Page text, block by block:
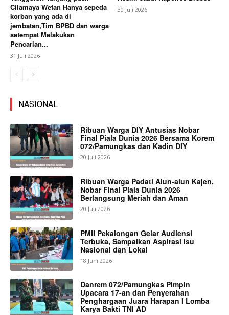
Cilamaya Wetan Hanya sepeda
korban yang ada di
jembatan,Tim BPBD dan warga
setempat Melakukan
Pencarian...
31 Juli 2026
30 Juli 2026
NASIONAL
Ribuan Warga DIY Antusias Nobar
Final Piala Dunia 2026 Bersama Korem
072/Pamungkas dan Kadin DIY
20 Juli 2026
Ribuan Warga Padati Alun-alun Kajen,
Nobar Final Piala Dunia 2026
Berlangsung Meriah dan Aman
20 Juli 2026
PMII Pekalongan Gelar Audiensi
Terbuka, Sampaikan Aspirasi Isu
Nasional dan Lokal
18 Juni 2026
Danrem 072/Pamungkas Pimpin
Upacara 17-an dan Penyerahan
Penghargaan Juara Harapan I Lomba
Karya Bakti TNI AD